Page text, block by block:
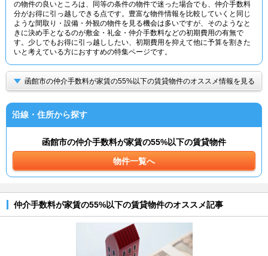
の物件の良いところは、同等の条件の物件で迷った場合でも、仲介手数料
分がお得に引っ越しできる点です。豊富な物件情報を比較していくと同じ
ような間取り・設備・外観の物件を見る機会は多いですが、そのようなと
きに決め手となるのが敷金・礼金・仲介手数料などの初期費用の有無で
す。少しでもお得に引っ越ししたい、初期費用を抑えて他に予算を割きた
いと考えている方におすすめの特集ページです。
函館市の仲介手数料が家賃の55%以下の賃貸物件のオススメ情報を見る
沿線・住所から探す
函館市の仲介手数料が家賃の55%以下の賃貸物件
物件一覧へ
仲介手数料が家賃の55%以下の賃貸物件のオススメ記事